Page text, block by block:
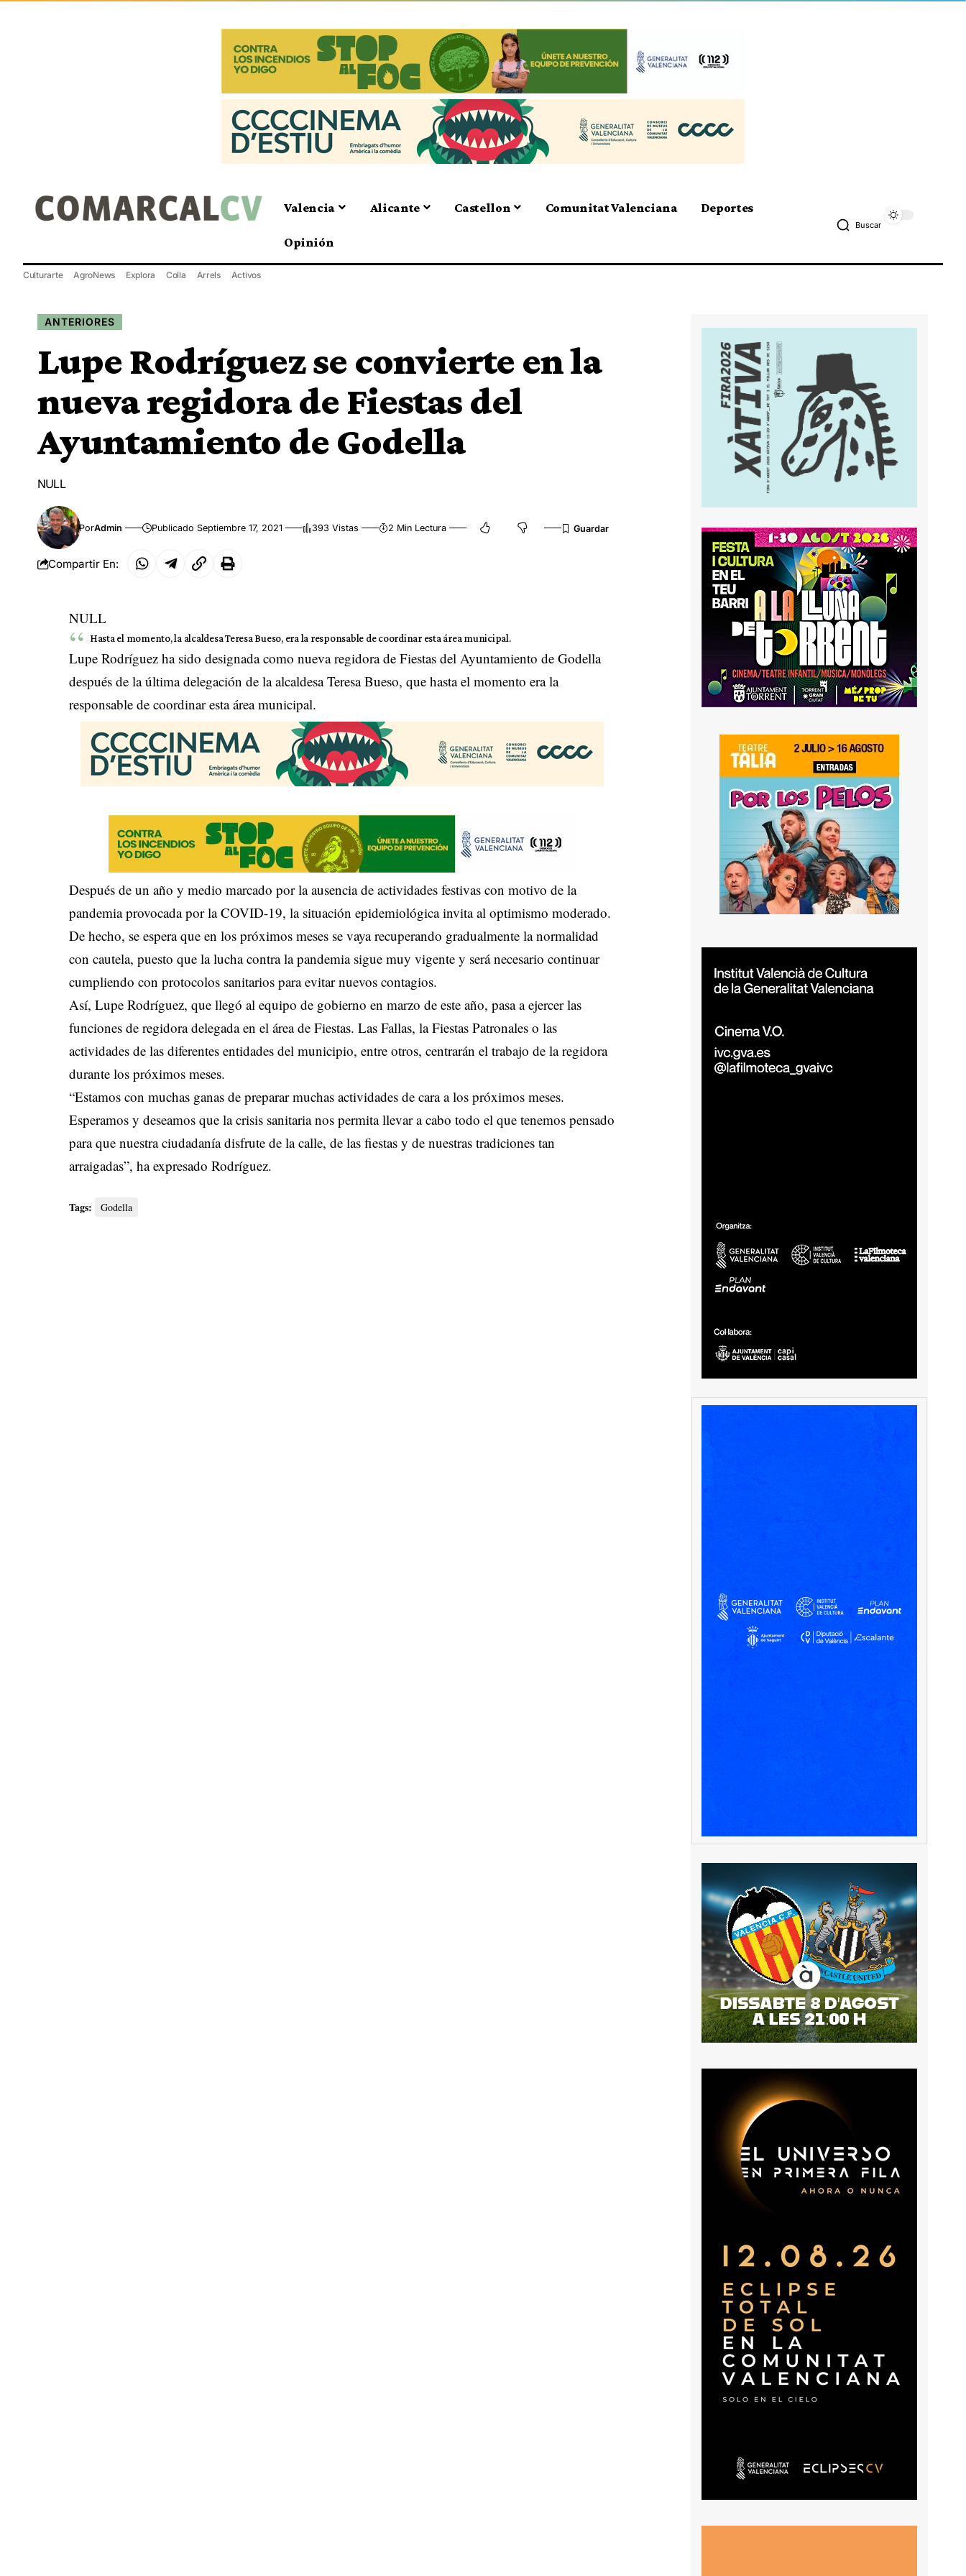
Valencia Alicante Castellon Comunitat Valenciana Deportes
Opinión
Buscar
Culturarte AgroNews Explora Colla Arrels Activos
ANTERIORES
Lupe Rodríguez se convierte en la
nueva regidora de Fiestas del
Ayuntamiento de Godella
NULL
PorAdmin Publicado Septiembre 17, 2021 393 Vistas 2 Min Lectura
Compartir En:
NULL
Hasta el momento, la alcaldesa Teresa Bueso, era la responsable de coordinar esta área municipal.
Lupe Rodríguez ha sido designada como nueva regidora de Fiestas del Ayuntamiento de Godella
después de la última delegación de la alcaldesa Teresa Bueso, que hasta el momento era la
responsable de coordinar esta área municipal.
Después de un año y medio marcado por la ausencia de actividades festivas con motivo de la
pandemia provocada por la COVID-19, la situación epidemiológica invita al optimismo moderado.
De hecho, se espera que en los próximos meses se vaya recuperando gradualmente la normalidad
con cautela, puesto que la lucha contra la pandemia sigue muy vigente y será necesario continuar
cumpliendo con protocolos sanitarios para evitar nuevos contagios.
Así, Lupe Rodríguez, que llegó al equipo de gobierno en marzo de este año, pasa a ejercer las
funciones de regidora delegada en el área de Fiestas. Las Fallas, la Fiestas Patronales o las
actividades de las diferentes entidades del municipio, entre otros, centrarán el trabajo de la regidora
durante los próximos meses.
“Estamos con muchas ganas de preparar muchas actividades de cara a los próximos meses.
Esperamos y deseamos que la crisis sanitaria nos permita llevar a cabo todo el que tenemos pensado
para que nuestra ciudadanía disfrute de la calle, de las fiestas y de nuestras tradiciones tan
arraigadas”, ha expresado Rodríguez.
Tags: Godella